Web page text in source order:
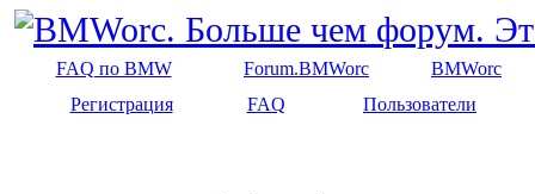
FAQ по BMW Forum.BMWorc
BMWorc
Регистрация
FAQ Пользователи